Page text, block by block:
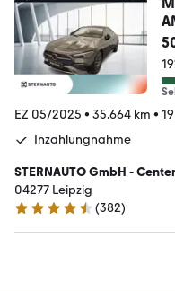
EZ 05/2025 • 35.664 km •
Inzahlungnahme
STERNAUTO GmbH -
04277 Leipzig
4.7 Sterne
(382)